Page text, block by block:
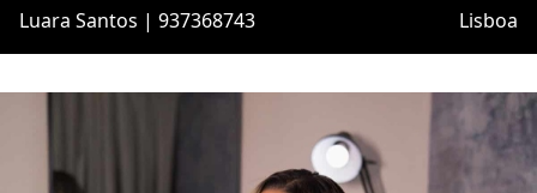
Luara Santos | 937368743 Lisboa